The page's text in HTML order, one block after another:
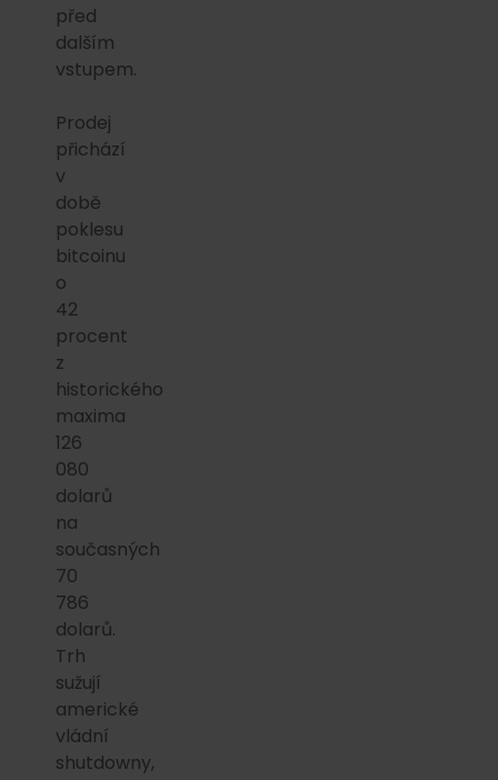
před
dalším
vstupem.
Prodej
přichází
v
době
poklesu
bitcoinu
o
42
procent
z
historického
maxima
126
080
dolarů
na
současných
70
786
dolarů.
Trh
sužují
americké
vládní
shutdowny,